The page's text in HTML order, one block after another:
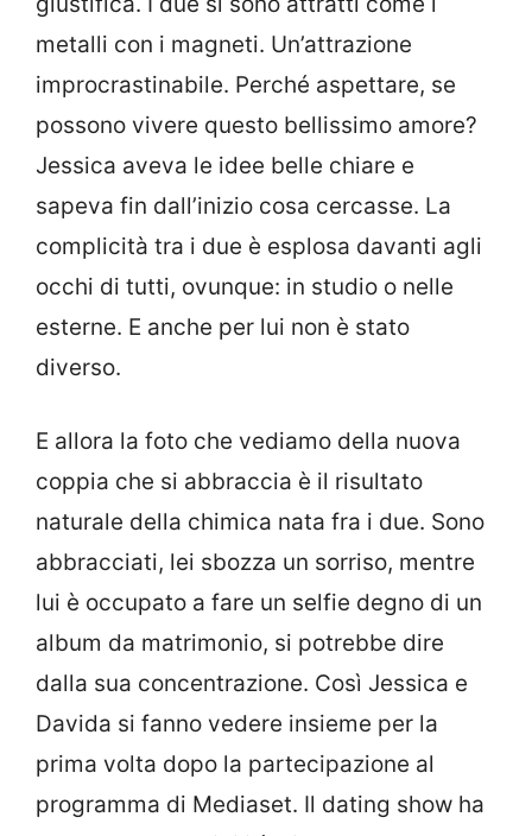
metalli con i magneti. Un’attrazione
improcrastinabile. Perché aspettare, se
possono vivere questo bellissimo amore?
Jessica aveva le idee belle chiare e
sapeva fin dall’inizio cosa cercasse. La
complicità tra i due è esplosa davanti agli
occhi di tutti, ovunque: in studio o nelle
esterne. E anche per lui non è stato
diverso.
E allora la foto che vediamo della nuova
coppia che si abbraccia è il risultato
naturale della chimica nata fra i due. Sono
abbracciati, lei sbozza un sorriso, mentre
lui è occupato a fare un selfie degno di un
album da matrimonio, si potrebbe dire
dalla sua concentrazione. Così Jessica e
Davida si fanno vedere insieme per la
prima volta dopo la partecipazione al
programma di Mediaset. Il dating show ha